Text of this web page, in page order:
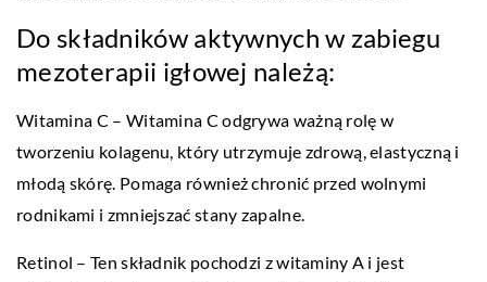
Do składników aktywnych w zabiegu
mezoterapii igłowej należą:
Witamina C – Witamina C odgrywa ważną rolę w
tworzeniu kolagenu, który utrzymuje zdrową, elastyczną i
młodą skórę. Pomaga również chronić przed wolnymi
rodnikami i zmniejszać stany zapalne.
Retinol – Ten składnik pochodzi z witaminy A i jest